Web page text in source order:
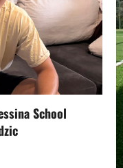
School